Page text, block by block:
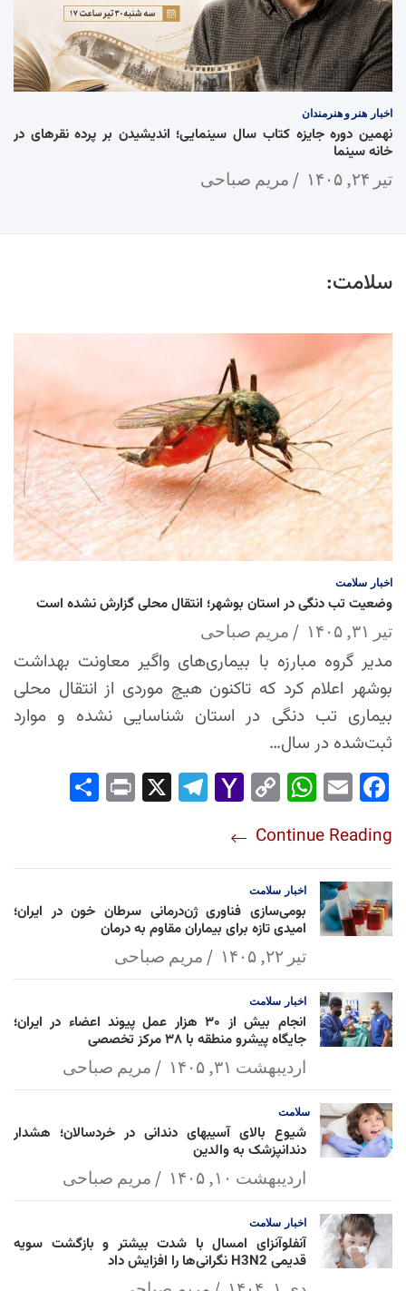
اخبار هنر و هنرمندان
نهمین دوره جایزه کتاب سال سینمایی؛ اندیشیدن بر پرده نقرهای در
خانه سینما
تیر ۲۴, ۱۴۰۵ مریم صباحی
سلامت:
اخبار سلامت
وضعیت تب دنگی در استان بوشهر؛ انتقال محلی گزارش نشده است
تیر ۳۱, ۱۴۰۵ مریم صباحی
مدیر گروه مبارزه با بیماری‌های واگیر معاونت بهداشت
بوشهر اعلام کرد که تاکنون هیچ موردی از انتقال محلی
بیماری تب دنگی در استان شناسایی نشده و موارد
ثبت‌شده در سال…
Fac
ok
Em
Wh
Ap
p
Co
Lin
k
Yah
l
Tel
Pri
Continue Reading
اخبار سلامت
بومی‌سازی فناوری ژن‌درمانی سرطان خون در ایران؛
امیدی تازه برای بیماران مقاوم به درمان
تیر ۲۲, ۱۴۰۵ مریم صباحی
اخبار سلامت
انجام بیش از ۳۰ هزار عمل پیوند اعضاء در ایران؛
جایگاه پیشرو منطقه با ۳۸ مرکز تخصصی
اردیبهشت ۳۱, ۱۴۰۵ مریم صباحی
سلامت
شیوع بالای آسیبهای دندانی در خردسالان؛ هشدار
دندانپزشک به والدین
اردیبهشت ۱۰, ۱۴۰۵ مریم صباحی
اخبار سلامت
آنفلوآنزای امسال با شدت بیشتر و بازگشت سویه
قدیمی H3N2 نگرانی‌ها را افزایش داد